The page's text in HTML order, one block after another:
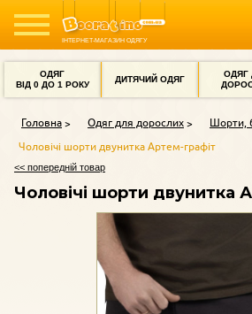
ІНТЕРНЕТ-МАГАЗИН ОДЯГУ
ОДЯГ
ВІД 0 ДО 1 РОКУ
ДИТЯЧИЙ ОДЯГ
ОДЯГ
Головна Одяг для дорослих
Шорти,
Чоловічі шорти двунитка Артем-графіт
<< попередній товар
Чоловічі шорти двунитка